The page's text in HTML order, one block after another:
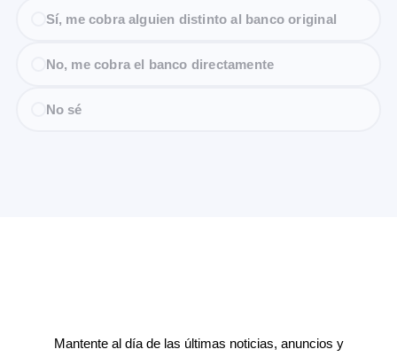
Sí, me cobra alguien distinto al banco original
No, me cobra el banco directamente
No sé
Mantente al día de las últimas noticias, anuncios y